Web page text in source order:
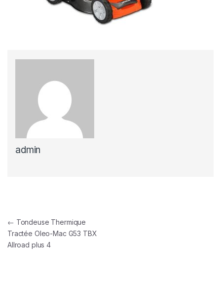
admin
Navigation de l’article
← Tondeuse Thermique
Tractée Oleo-Mac G53 TBX
Allroad plus 4